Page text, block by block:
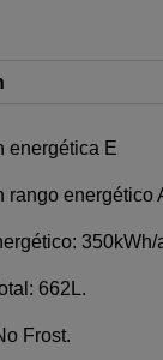
energética E
rango energético
350kWh/
662L.
Frost.